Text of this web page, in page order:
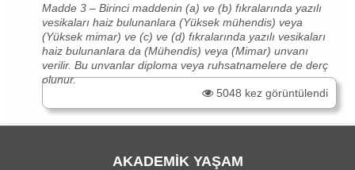
Madde 3 – Birinci maddenin (a) ve (b) fıkralarında yazılı
vesikaları haiz bulunanlara (Yüksek mühendis) veya
(Yüksek mimar) ve (c) ve (d) fıkralarında yazılı vesikaları
haiz bulunanlara da (Mühendis) veya (Mimar) unvanı
verilir. Bu unvanlar diploma veya ruhsatnamelere de derç
olunur.
5048 kez görüntülendi
AKADEMİK YAŞAM